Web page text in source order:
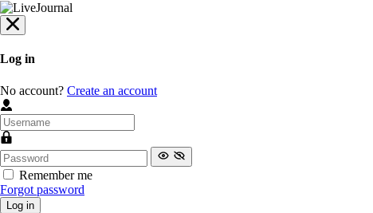
Log in
No account? Create an account
Remember me
Forgot password
Log in